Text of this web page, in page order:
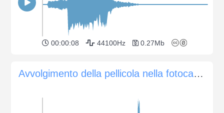
00:00:08 44100Hz 0.27Mb
Avvolgimento della pellicola nella fotocamera Canon AE-1